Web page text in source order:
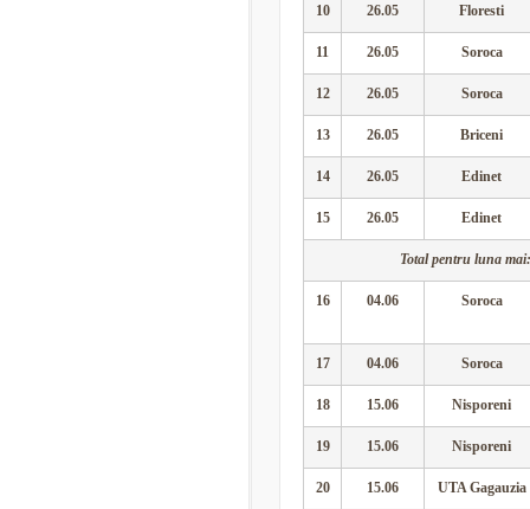
10 26.05 Floresti
11 26.05 Soroca
12 26.05 Soroca
13 26.05 Briceni
14 26.05 Edinet
15 26.05 Edinet
Total pentru luna
16 04.06 Soroca
17 04.06 Soroca
18 15.06 Nisporeni
19 15.06 Nisporeni
20 15.06 UTA Gagauzia